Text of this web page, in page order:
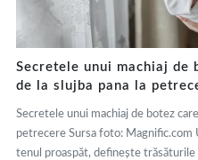
Secretele unui machiaj de
de la slujba pana la
Secretele unui machiaj de botez
petrecere Sursa foto: Magnific.com
tenul proaspăt, definește